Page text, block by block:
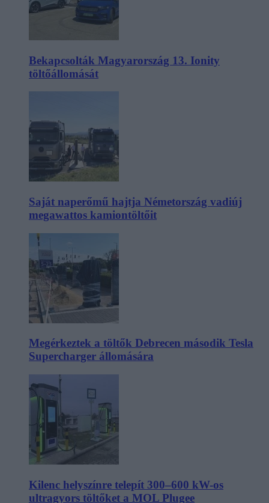
Bekapcsolták Magyarország 13. Ionity
töltőállomását
Saját naperőmű hajtja Németország vadiúj
megawattos kamiontöltőit
Megérkeztek a töltők Debrecen második Tesla
Supercharger állomására
Kilenc helyszínre telepít 300–600 kW-os
ultragyors töltőket a MOL Plugee